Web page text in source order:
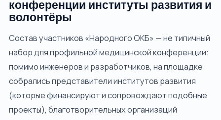
конференции институты развития и
волонтёры
Состав участников «Народного ОКБ» — не типичный
набор для профильной медицинской конференции:
помимо инженеров и разработчиков, на площадке
собрались представители институтов развития
(которые финансируют и сопровождают подобные
проекты), благотворительных организаций